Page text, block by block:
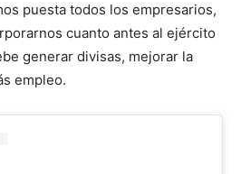
puesta todos los empresarios,
cuanto antes al ejército
generar divisas, mejorar la
empleo.